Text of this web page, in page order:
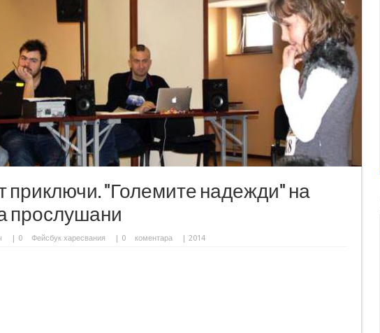
приключи. "Големите надежди" на
прослушани
| 0 Фейсбук харесвания | 0 коментара | 2014